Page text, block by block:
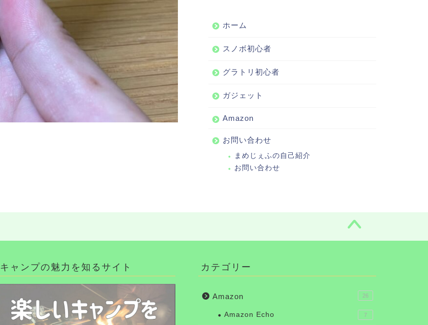
ホーム
スノボ初心者
グラトリ初心者
ガジェット
Amazon
お問い合わせ
まめじぇふの自己紹介
お問い合わせ
キャンプの魅力を知るサイト カテゴリー
Amazon 26
Amazon Echo 7